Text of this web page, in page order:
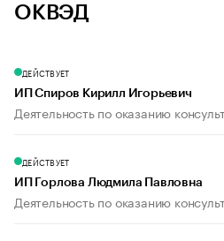
ОКВЭД
ДЕЙСТВУЕТ
ИП Спиров Кирилл Игорьевич
Деятельность по оказанию
ДЕЙСТВУЕТ
ИП Горлова Людмила Павловна
Деятельность по оказанию